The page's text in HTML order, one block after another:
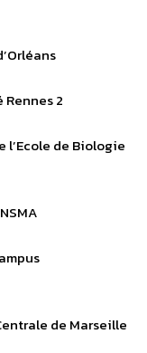
2
l’Ecole de Biologie
de Marseille